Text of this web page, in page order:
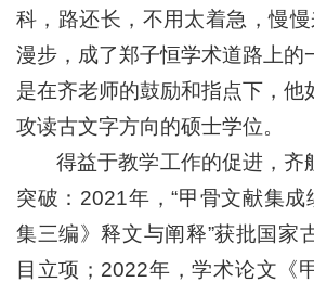
科，路还长，不用太着急，慢慢
漫步，成了郑子恒学术道路上的
是在齐老师的鼓励和指点下，他
攻读古文字方向的硕士学位。
得益于教学工作的促进，齐
突破：2021年，“甲骨文献集成
集三编》释文与阐释”获批国家
目立项；2022年，学术论文《